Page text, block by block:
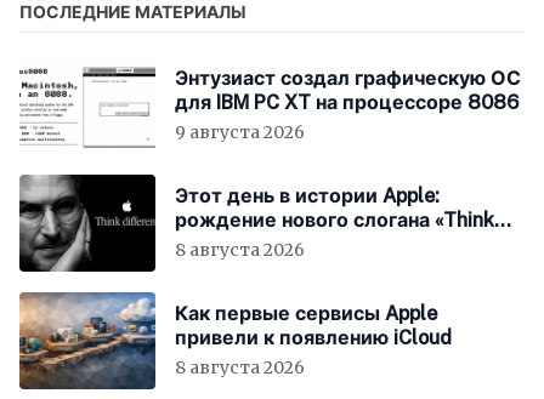
ПОСЛЕДНИЕ МАТЕРИАЛЫ
Энтузиаст создал графическую ОС
для IBM PC XT на процессоре 8086
9 августа 2026
Этот день в истории Apple:
рождение нового слогана «Think
Different»
8 августа 2026
Как первые сервисы Apple
привели к появлению iCloud
8 августа 2026